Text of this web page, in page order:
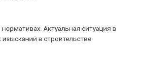
Актуальная ситуация в
в строительстве